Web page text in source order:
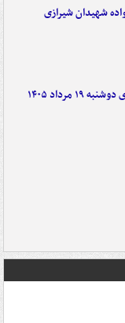
شهیدان شیرازی
مرداد ۱۴۰۵